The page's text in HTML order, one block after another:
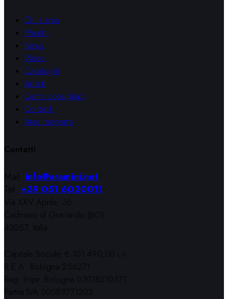
Chi siamo
Marchi
News
Video
Cataloghi
Artisti
Centri consigliati
Contatti
Area riservata
Contatti
Mail:info@aramini.net
Tel:+39 051 6020011
Via XXV Aprile, 36
Cadriano di Granarolo (BO)
40057, Italia
Capitale Sociale € 101.490,00 i.v.
R.E.A. Bologna 256271
Reg. Impr. Bologna 03018210371
Partita IVA 00589771203